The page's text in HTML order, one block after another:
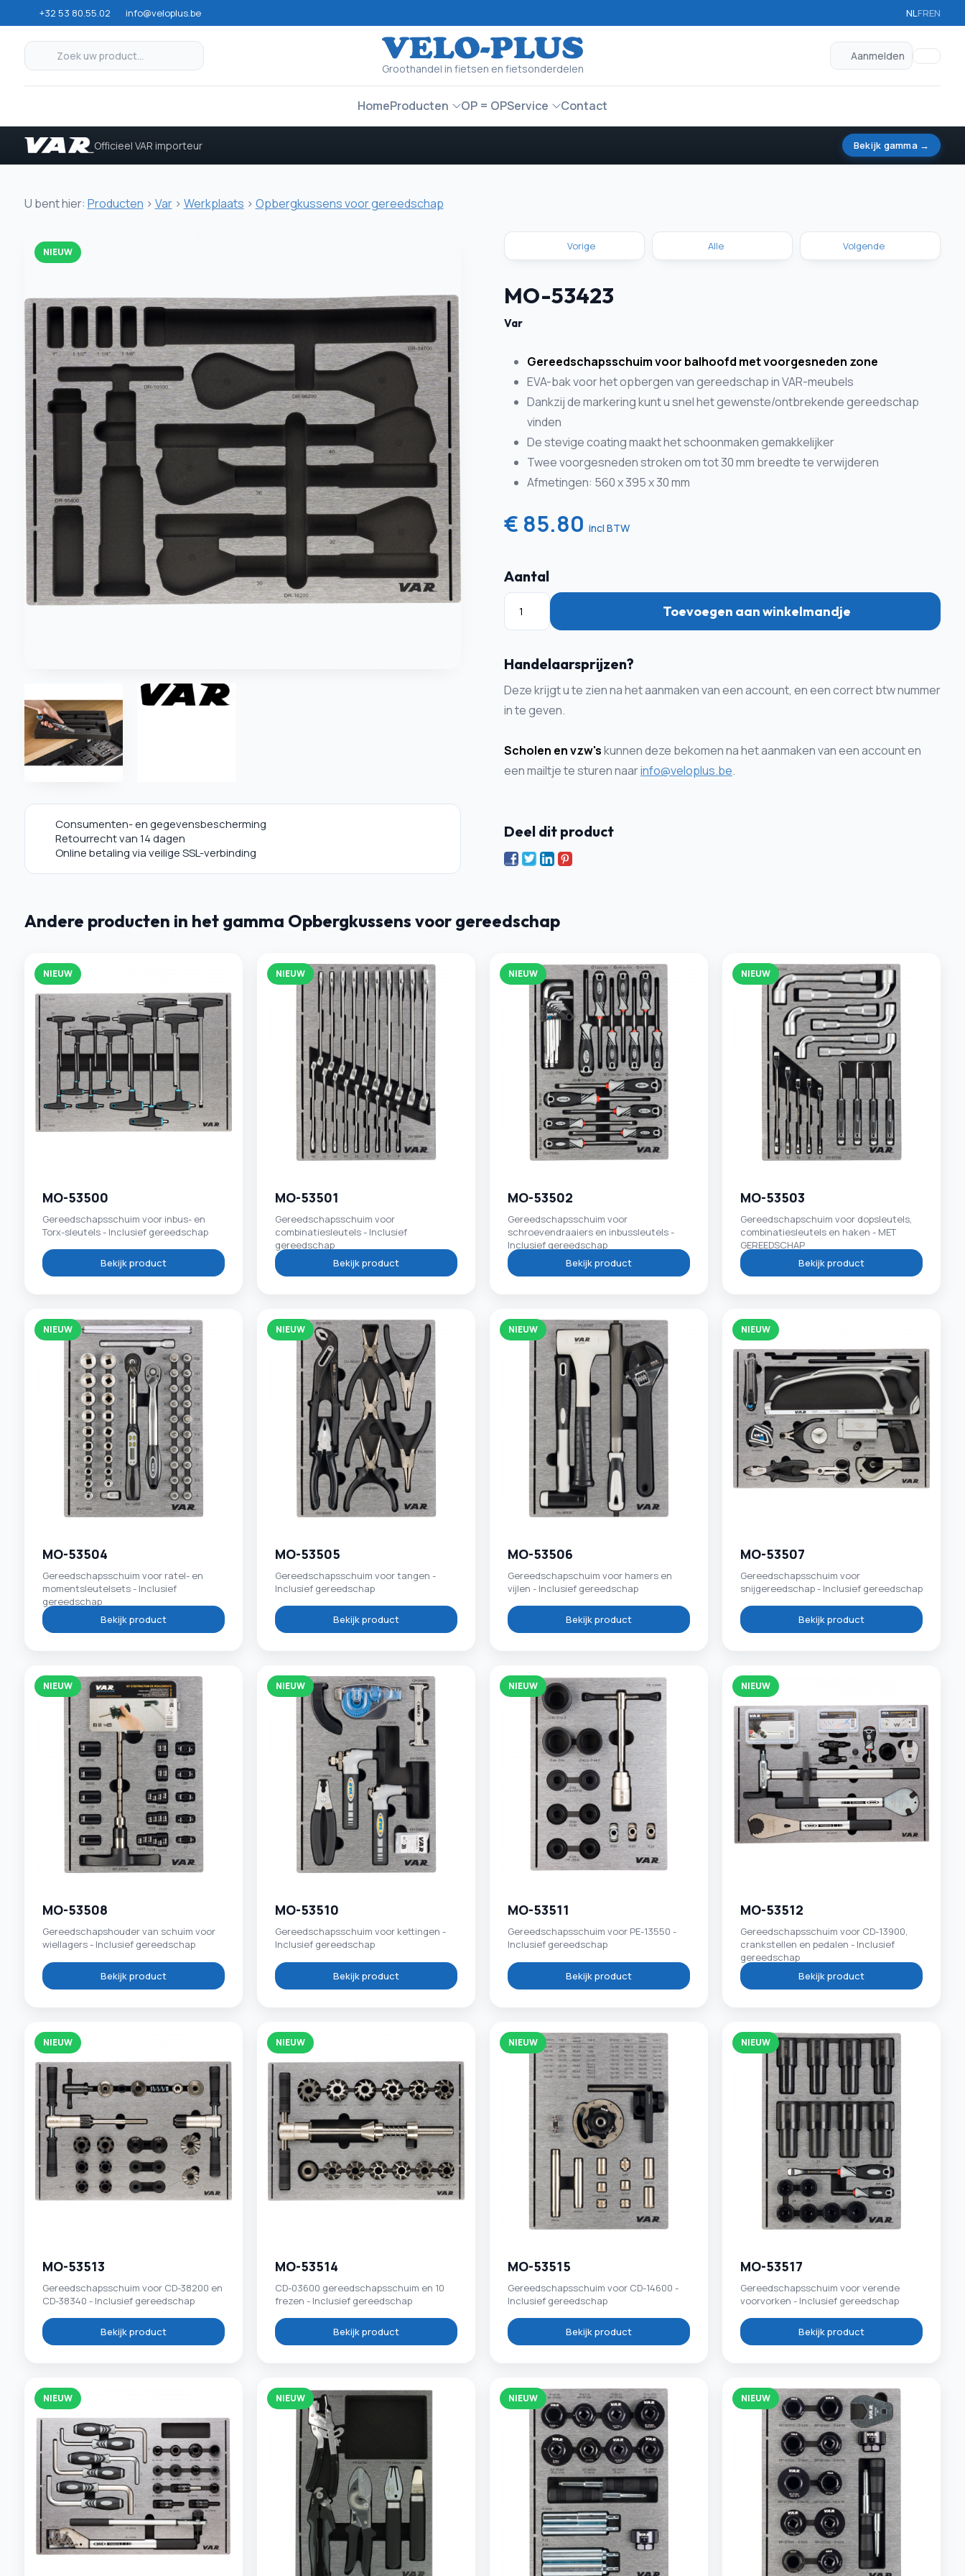
+32 53 80.55.02 info@veloplus.be NLFREN
Groothandel in fietsen en fietsonderdelen
Aanmelden
HomeProducten OP = OPService Contact
Officieel VAR importeur Bekijk gamma →
U bent hier: Producten > Var> Werkplaats > Opbergkussens voor gereedschap
NIEUW
Consumenten- en gegevensbescherming
Retourrecht van 14 dagen
Online betaling via veilige SSL-verbinding
Vorige Alle Volgende
MO-53423
Var
Gereedschapsschuim voor balhoofd met voorgesneden zone
EVA-bak voor het opbergen van gereedschap in VAR-meubels
Dankzij de markering kunt u snel het gewenste/ontbrekende gereedschap
vinden
De stevige coating maakt het schoonmaken gemakkelijker
Twee voorgesneden stroken om tot 30 mm breedte te verwijderen
Afmetingen: 560 x 395 x 30 mm
€ 85.80 incl BTW
Aantal
Toevoegen aan winkelmandje
Handelaarsprijzen?
Deze krijgt u te zien na het aanmaken van een account, en een correct btw nummer
in te geven.
Scholen en vzw'skunnen deze bekomen na het aanmaken van een account en
een mailtje te sturen naarinfo@veloplus.be.
Deel dit product
Andere producten in het gamma Opbergkussens voor gereedschap
NIEUW
MO-53500
Gereedschapsschuim voor inbus- en
Torx-sleutels - Inclusief gereedschap
Bekijk product
NIEUW
MO-53501
Gereedschapsschuim voor
combinatiesleutels - Inclusief
gereedschap
Bekijk product
NIEUW
MO-53502
Gereedschapsschuim voor
schroevendraaiers en inbussleutels -
Inclusief gereedschap
Bekijk product
NIEUW
MO-53503
Gereedschapschuim voor dopsleutels,
combinatiesleutels en haken - MET
GEREEDSCHAP
Bekijk product
NIEUW
MO-53504
Gereedschapsschuim voor ratel- en
momentsleutelsets - Inclusief
gereedschap
Bekijk product
NIEUW
MO-53505
Gereedschapsschuim voor tangen -
Inclusief gereedschap
Bekijk product
NIEUW
MO-53506
Gereedschapschuim voor hamers en
vijlen - Inclusief gereedschap
Bekijk product
NIEUW
MO-53507
Gereedschapsschuim voor
snijgereedschap - Inclusief gereedschap
Bekijk product
NIEUW
MO-53508
Gereedschapshouder van schuim voor
wiellagers - Inclusief gereedschap
Bekijk product
NIEUW
MO-53510
Gereedschapsschuim voor kettingen -
Inclusief gereedschap
Bekijk product
NIEUW
MO-53511
Gereedschapsschuim voor PE-13550 -
Inclusief gereedschap
Bekijk product
NIEUW
MO-53512
Gereedschapsschuim voor CD-13900,
crankstellen en pedalen - Inclusief
gereedschap
Bekijk product
NIEUW
MO-53513
Gereedschapsschuim voor CD-38200 en
CD-38340 - Inclusief gereedschap
Bekijk product
NIEUW
MO-53514
CD-03600 gereedschapsschuim en 10
frezen - Inclusief gereedschap
Bekijk product
NIEUW
MO-53515
Gereedschapsschuim voor CD-14600 -
Inclusief gereedschap
Bekijk product
NIEUW
MO-53517
Gereedschapsschuim voor verende
voorvorken - Inclusief gereedschap
Bekijk product
NIEUW NIEUW NIEUW NIEUW